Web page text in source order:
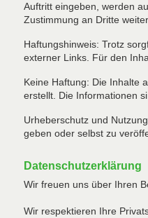
Auftritt eingeben, werden
Zustimmung an Dritte
Haftungshinweis: Trotz
externer Links. Für den
Keine Haftung: Die Inhalte
erstellt. Die Informationen
Urheberschutz und
geben oder selbst zu
Datenschutzerklärung
Wir freuen uns über Ihren
Wir respektieren Ihre